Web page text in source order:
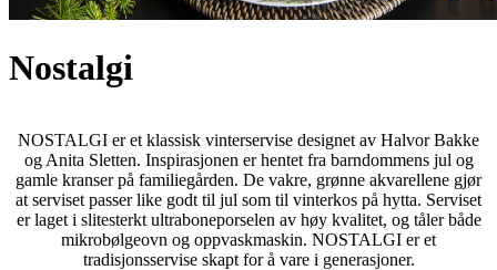
Nostalgi
NOSTALGI er et klassisk vinterservise designet av Halvor Bakke
og Anita Sletten. Inspirasjonen er hentet fra barndommens jul og
gamle kranser på familiegården. De vakre, grønne akvarellene gjør
at serviset passer like godt til jul som til vinterkos på hytta. Serviset
er laget i slitesterkt ultraboneporselen av høy kvalitet, og tåler både
mikrobølgeovn og oppvaskmaskin. NOSTALGI er et
tradisjonsservise skapt for å vare i generasjoner.